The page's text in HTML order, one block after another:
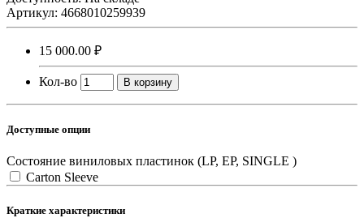
Артикул: 4668010259939
15 000.00 ₽
Кол-во В корзину
Доступные опции
Состояние виниловых пластинок (LP, EP, SINGLE )
Carton Sleeve
Краткие характеристики